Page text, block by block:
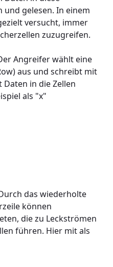
und gelesen. In einem
versucht, immer
zuzugreifen.
Angreifer wählt eine
aus und schreibt mit
in die Zellen
als "x"
das wiederholte
können
die zu Leckströmen
führen. Hier mit als